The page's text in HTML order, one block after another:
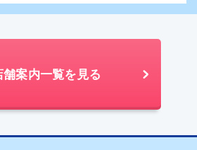
舗案内一覧を見る